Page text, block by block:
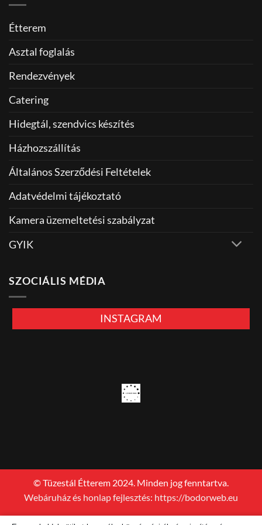
Étterem
Asztal foglalás
Rendezvények
Catering
Hidegtál, szendvics készítés
Házhozszállítás
Általános Szerződési Feltételek
Adatvédelmi tájékoztató
Kamera üzemeltetési szabályzat
GYIK
SZOCIÁLIS MÉDIA
INSTAGRAM
© Tüzestál Étterem 2024. Minden jog fenntartva.
Webáruház és honlap fejlesztés: https://bodorweb.eu